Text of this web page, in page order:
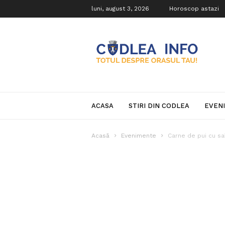
luni, august 3, 2026 Horoscop astazi
Info
ACASA STIRI DIN CODLEA
Acasă Evenimente Carne de pui cu